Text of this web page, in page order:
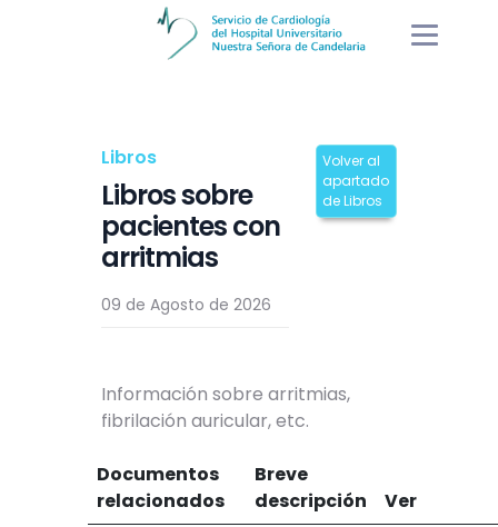
Libros
Libros sobre
pacientes con
arritmias
09 de Agosto de 2026
Volver al
apartado
de Libros
Información sobre arritmias,
fibrilación auricular, etc.
Documentos
relacionados
Breve
descripción
Ver